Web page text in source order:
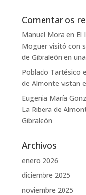
Comentarios
Manuel Mora en El
Moguer visitó con
de Gibraleón en
Poblado Tartésico
de Almonte vistan
Eugenia María
La Ribera de
Gibraleón
Archivos
enero 2026
diciembre 2025
noviembre 2025